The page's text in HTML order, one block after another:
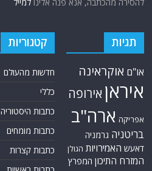
תגיות
או"ם אוקראינה
איראן אירופה
אפריקה ארה"ב
בריטניה גרמניה
דאעש האמירויות הגולן
המזרח התיכון המפרץ
קטגוריות
חדשות מהעולם
כללי
כתבות היסטוריה
כתבות מומחים
כתבות קצרות